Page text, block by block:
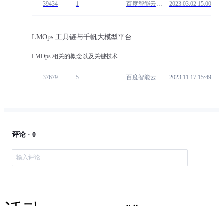
39434 1 百度智能云开发者中心 2023.03.02 15:00
LMOps 工具链与千帆大模型平台
LMOps 相关的概念以及关键技术
37679 5 2023.11.17 15:49
评论 · 0
输入评论...